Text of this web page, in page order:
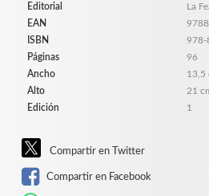
Editorial
La
EAN
ISBN
978-
Páginas
96
Ancho
13,5
Alto
21
Edición
1
Compartir en Twitter
Compartir en Facebook